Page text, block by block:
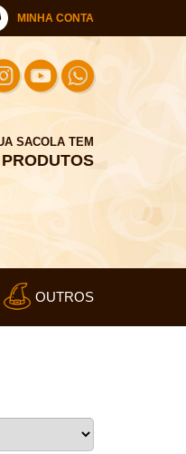
MINHA CONTA
SACOLA TEM
OUTROS